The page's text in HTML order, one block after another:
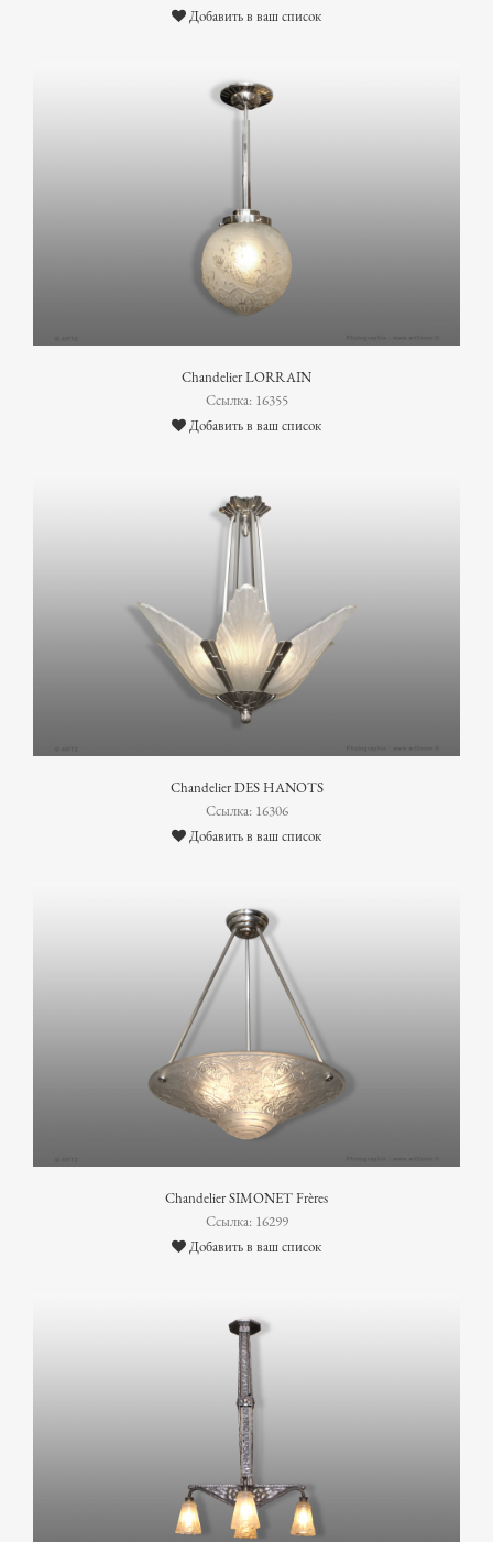
Добавить в ваш список
Chandelier LORRAIN
Ссылка: 16355
Добавить в ваш список
Chandelier DES HANOTS
Ссылка: 16306
Добавить в ваш список
Chandelier SIMONET Frères
Ссылка: 16299
Добавить в ваш список